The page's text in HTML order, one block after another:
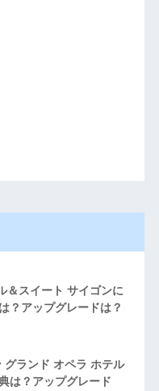
＆スイート サイゴンに
？アップグレードは？
グランド オペラ ホテル
は？アップグレード